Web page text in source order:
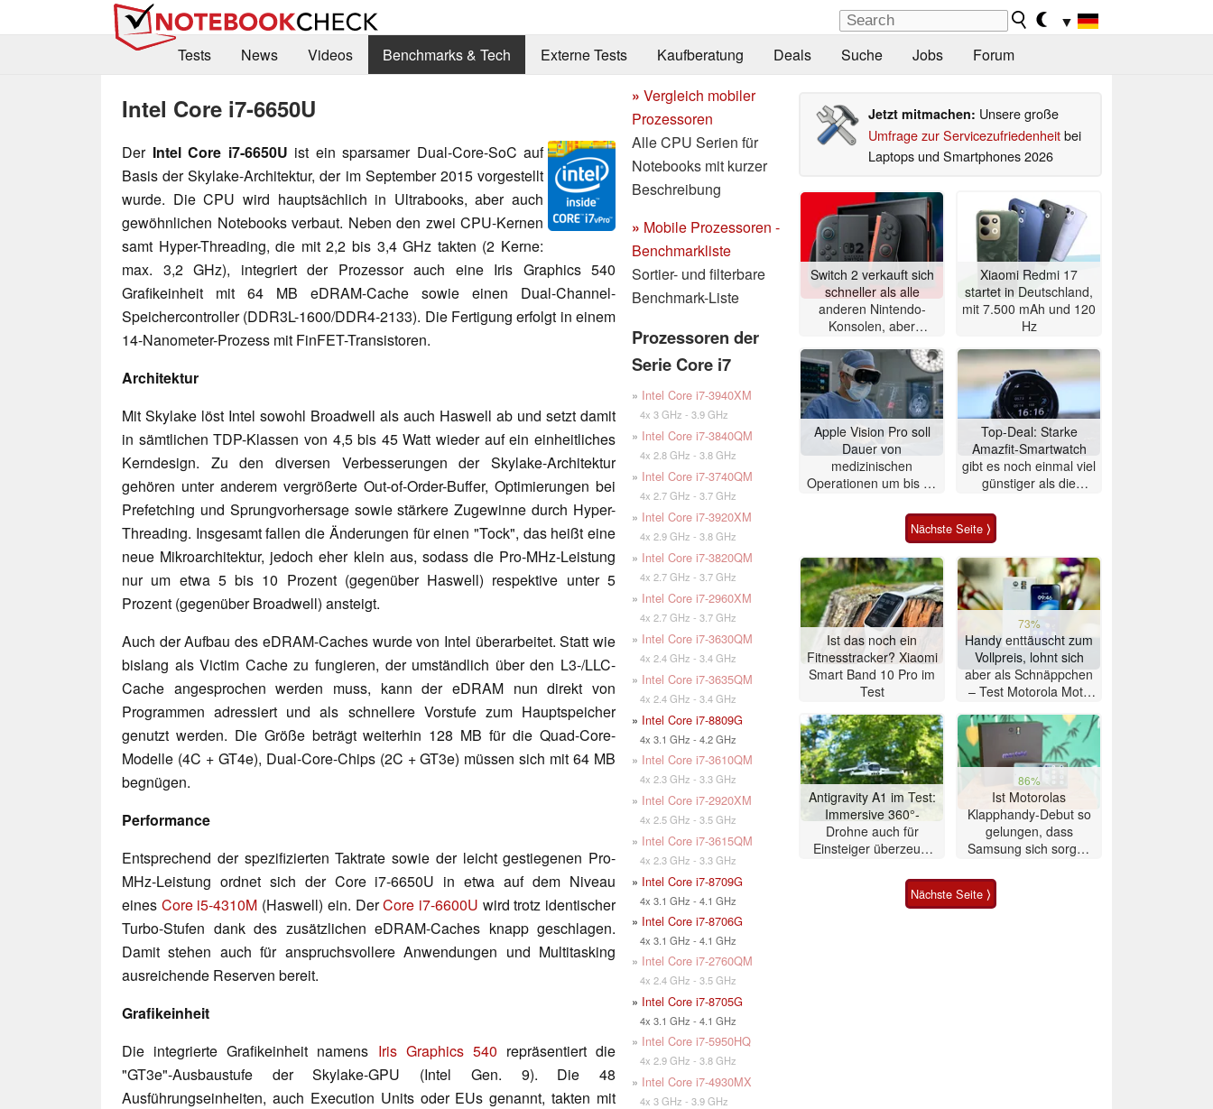
▼
Tests
News Videos Benchmarks & Tech Externe Tests Kaufberatung Deals Suche Jobs Forum
Intel Core i7-6650U
Der Intel Core i7-6650U ist ein sparsamer Dual-Core-SoC auf
Basis der Skylake-Architektur, der im September 2015 vorgestellt
wurde. Die CPU wird hauptsächlich in Ultrabooks, aber auch
gewöhnlichen Notebooks verbaut. Neben den zwei CPU-Kernen
samt Hyper-Threading, die mit 2,2 bis 3,4 GHz takten (2 Kerne:
max. 3,2 GHz), integriert der Prozessor auch eine Iris Graphics 540
Grafikeinheit mit 64 MB eDRAM-Cache sowie einen Dual-Channel-
Speichercontroller (DDR3L-1600/DDR4-2133). Die Fertigung erfolgt in einem
14-Nanometer-Prozess mit FinFET-Transistoren.
Architektur
Mit Skylake löst Intel sowohl Broadwell als auch Haswell ab und setzt damit
in sämtlichen TDP-Klassen von 4,5 bis 45 Watt wieder auf ein einheitliches
Kerndesign. Zu den diversen Verbesserungen der Skylake-Architektur
gehören unter anderem vergrößerte Out-of-Order-Buffer, Optimierungen bei
Prefetching und Sprungvorhersage sowie stärkere Zugewinne durch Hyper-
Threading. Insgesamt fallen die Änderungen für einen "Tock", das heißt eine
neue Mikroarchitektur, jedoch eher klein aus, sodass die Pro-MHz-Leistung
nur um etwa 5 bis 10 Prozent (gegenüber Haswell) respektive unter 5
Prozent (gegenüber Broadwell) ansteigt.
Auch der Aufbau des eDRAM-Caches wurde von Intel überarbeitet. Statt wie
bislang als Victim Cache zu fungieren, der umständlich über den L3-/LLC-
Cache angesprochen werden muss, kann der eDRAM nun direkt von
Programmen adressiert und als schnellere Vorstufe zum Hauptspeicher
genutzt werden. Die Größe beträgt weiterhin 128 MB für die Quad-Core-
Modelle (4C + GT4e), Dual-Core-Chips (2C + GT3e) müssen sich mit 64 MB
begnügen.
Performance
Entsprechend der spezifizierten Taktrate sowie der leicht gestiegenen Pro-
MHz-Leistung ordnet sich der Core i7-6650U in etwa auf dem Niveau
eines Core i5-4310M (Haswell) ein. DerCore i7-6600U wird trotz identischer
Turbo-Stufen dank des zusätzlichen eDRAM-Caches knapp geschlagen.
Damit stehen auch für anspruchsvollere Anwendungen und Multitasking
ausreichende Reserven bereit.
Grafikeinheit
Die integrierte Grafikeinheit namens Iris Graphics 540 repräsentiert die
"GT3e"-Ausbaustufe der Skylake-GPU (Intel Gen. 9). Die 48
Ausführungseinheiten, auch Execution Units oder EUs genannt, takten mit
» Vergleich mobiler
Prozessoren
Alle CPU Serien für
Notebooks mit kurzer
Beschreibung
» Mobile Prozessoren -
Benchmarkliste
Sortier- und filterbare
Benchmark-Liste
Prozessoren der
Serie Core i7
» Intel Core i7-3940XM
4x 3 GHz - 3.9 GHz
» Intel Core i7-3840QM
4x 2.8 GHz - 3.8 GHz
» Intel Core i7-3740QM
4x 2.7 GHz - 3.7 GHz
» Intel Core i7-3920XM
4x 2.9 GHz - 3.8 GHz
» Intel Core i7-3820QM
4x 2.7 GHz - 3.7 GHz
» Intel Core i7-2960XM
4x 2.7 GHz - 3.7 GHz
» Intel Core i7-3630QM
4x 2.4 GHz - 3.4 GHz
» Intel Core i7-3635QM
4x 2.4 GHz - 3.4 GHz
» Intel Core i7-8809G
4x 3.1 GHz - 4.2 GHz
» Intel Core i7-3610QM
4x 2.3 GHz - 3.3 GHz
» Intel Core i7-2920XM
4x 2.5 GHz - 3.5 GHz
» Intel Core i7-3615QM
4x 2.3 GHz - 3.3 GHz
» Intel Core i7-8709G
4x 3.1 GHz - 4.1 GHz
» Intel Core i7-8706G
4x 3.1 GHz - 4.1 GHz
» Intel Core i7-2760QM
4x 2.4 GHz - 3.5 GHz
» Intel Core i7-8705G
4x 3.1 GHz - 4.1 GHz
» Intel Core i7-5950HQ
4x 2.9 GHz - 3.8 GHz
» Intel Core i7-4930MX
4x 3 GHz - 3.9 GHz
Jetzt mitmachen: Unsere große
Umfrage zur Servicezufriedenheitbei
Laptops und Smartphones 2026
Switch 2 verkauft sich
schneller als alle
anderen Nintendo-
Konsolen, aber
Xiaomi Redmi 17
startet in Deutschland,
mit 7.500 mAh und 120
Hz
Apple Vision Pro soll
Dauer von
medizinischen
Operationen um bis zu
Top-Deal: Starke
Amazfit-Smartwatch
gibt es noch einmal viel
günstiger als die
Nächste Seite ⟩
Ist das noch ein
Fitnesstracker? Xiaomi
Smart Band 10 Pro im
Test
73%
Handy enttäuscht zum
Vollpreis, lohnt sich
aber als Schnäppchen
– Test Motorola Moto
Antigravity A1 im Test:
Immersive 360°-
Drohne auch für
Einsteiger überzeugt
86%
Ist Motorolas
Klapphandy-Debut so
gelungen, dass
Samsung sich sorgen
Smartphone im Test
Nächste Seite ⟩